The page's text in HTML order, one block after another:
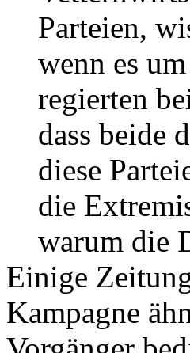
Parteien,
wenn es
regierten
dass beide
diese
die
warum die
Einige
Kampagne